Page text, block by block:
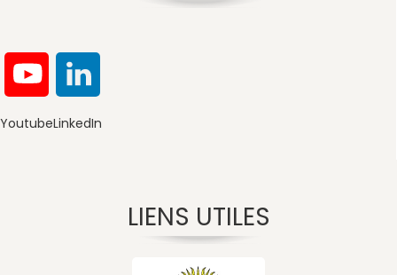
YoutubeLinkedIn
LIENS UTILES